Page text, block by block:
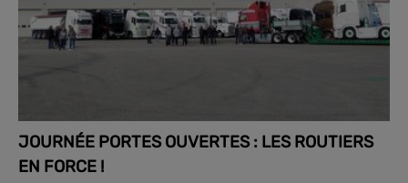
JOURNÉE PORTES OUVERTES : LES ROUTIERS
EN FORCE !